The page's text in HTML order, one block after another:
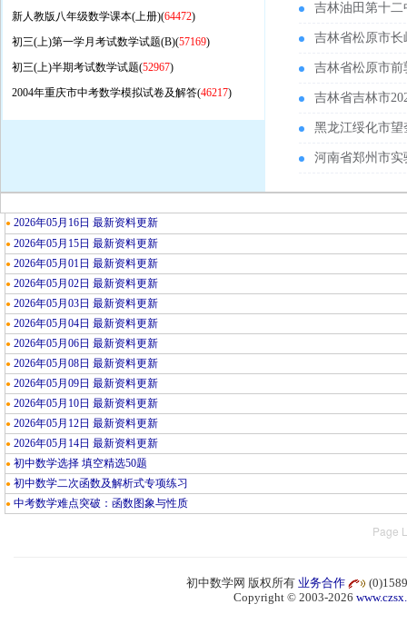
新人教版八年级数学课本(上册)(64472)
初三(上)第一学月考试数学试题(B)(57169)
初三(上)半期考试数学试题(52967)
2004年重庆市中考数学模拟试卷及解答(46217)
吉林油田第十二
吉林省松原市长
吉林省松原市前
吉林省吉林市
黑龙江绥化市望
河南省郑州市实
● 2026年05月16日 最新资料更新
● 2026年05月15日 最新资料更新
● 2026年05月01日 最新资料更新
● 2026年05月02日 最新资料更新
● 2026年05月03日 最新资料更新
● 2026年05月04日 最新资料更新
● 2026年05月06日 最新资料更新
● 2026年05月08日 最新资料更新
● 2026年05月09日 最新资料更新
● 2026年05月10日 最新资料更新
● 2026年05月12日 最新资料更新
● 2026年05月14日 最新资料更新
● 初中数学选择 填空精选50题
● 初中数学二次函数及解析式专项练习
● 中考数学难点突破：函数图象与性质
Page
初中数学网 版权所有 业务合作
Copyright © 2003-2026